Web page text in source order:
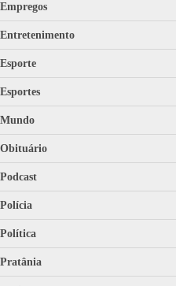
Empregos
Entretenimento
Esporte
Esportes
Mundo
Obituário
Podcast
Polícia
Política
Pratânia